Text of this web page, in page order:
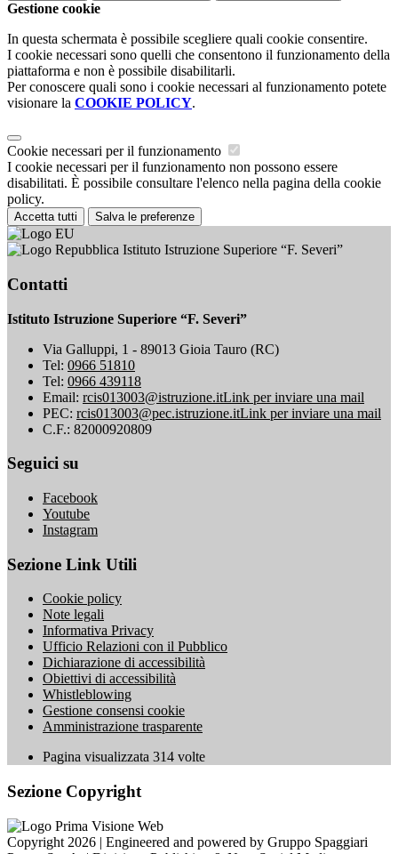
Gestione cookie
In questa schermata è possibile scegliere quali cookie consentire.
I cookie necessari sono quelli che consentono il funzionamento della
piattaforma e non è possibile disabilitarli.
Per conoscere quali sono i cookie necessari al funzionamento potete
visionare la COOKIE POLICY.
Cookie necessari per il funzionamento
I cookie necessari per il funzionamento non possono essere
disabilitati. È possibile consultare l'elenco nella pagina della cookie
policy.
Accetta tutti Salva le preferenze
Istituto Istruzione Superiore “F. Severi”
Contatti
Istituto Istruzione Superiore “F. Severi”
Via Galluppi, 1 - 89013 Gioia Tauro (RC)
Tel: 0966 51810
Tel: 0966 439118
Email: rcis013003@istruzione.itLink per inviare una mail
PEC: rcis013003@pec.istruzione.itLink per inviare una mail
C.F.: 82000920809
Seguici su
Facebook
Youtube
Instagram
Sezione Link Utili
Cookie policy
Note legali
Informativa Privacy
Ufficio Relazioni con il Pubblico
Dichiarazione di accessibilità
Obiettivi di accessibilità
Whistleblowing
Gestione consensi cookie
Amministrazione trasparente
Pagina visualizzata 314 volte
Sezione Copyright
Copyright 2026 | Engineered and powered by Gruppo Spaggiari